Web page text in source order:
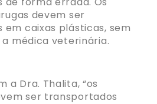
devem ser
caixas plásticas, sem
a médica veterinária.
a Dra. Thalita, “os
ser transportados